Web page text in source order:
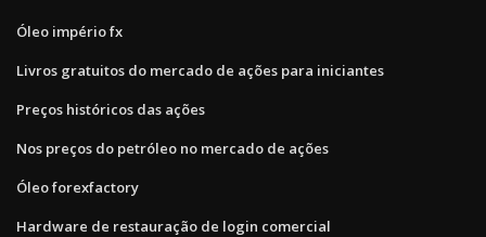
Óleo império fx
Livros gratuitos do mercado de ações para iniciantes
Preços históricos das ações
Nos preços do petróleo no mercado de ações
Óleo forexfactory
Hardware de restauração de login comercial